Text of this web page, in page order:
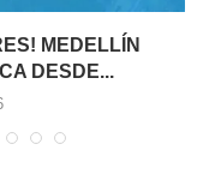
MEDELLÍN
DESDE...